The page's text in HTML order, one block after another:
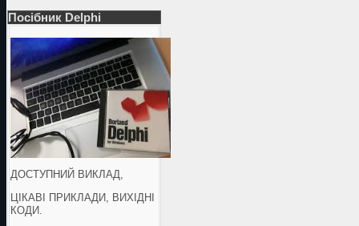
Посібник Delphi
ДОСТУПНИЙ ВИКЛАД,
ЦІКАВІ ПРИКЛАДИ, ВИХІДНІ
КОДИ.